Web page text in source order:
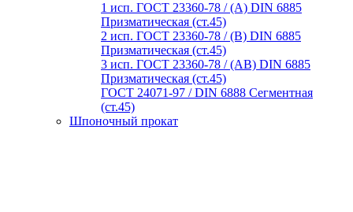
1 исп. ГОСТ 23360-78 / (A) DIN 6885
Призматическая (ст.45)
2 исп. ГОСТ 23360-78 / (B) DIN 6885
Призматическая (ст.45)
3 исп. ГОСТ 23360-78 / (AB) DIN 6885
Призматическая (ст.45)
ГОСТ 24071-97 / DIN 6888 Сегментная
(ст.45)
Шпоночный прокат